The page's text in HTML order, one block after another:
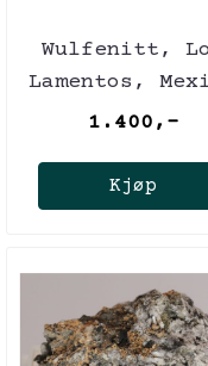
Wulfenitt,
Lamentos,
1.400,-
Kjøp